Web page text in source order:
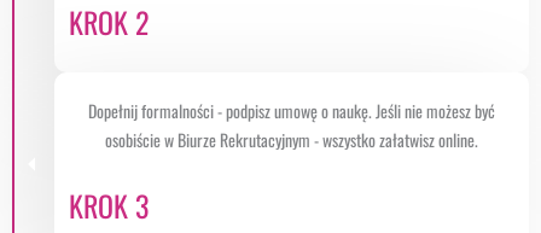
KROK 2
Dopełnij formalności - podpisz umowę o naukę. Jeśli nie możesz być
osobiście w Biurze Rekrutacyjnym - wszystko załatwisz online.
KROK 3